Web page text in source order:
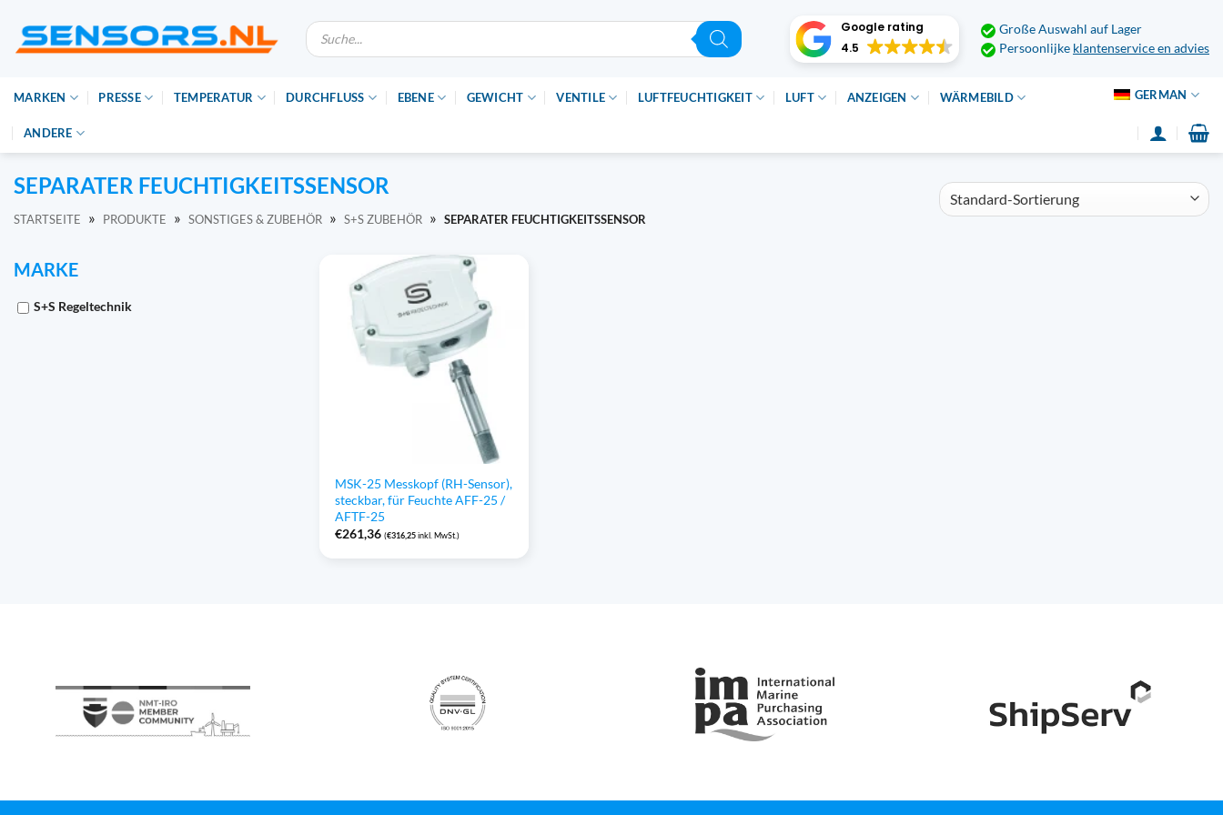
Inhalt
springen
Suche
nach
Produkten
Google rating
4.5
Große Auswahl auf Lager
Persoonlijke klantenservice en advies
MARKEN PRESSE TEMPERATUR DURCHFLUSS EBENE GEWICHT VENTILE LUFTFEUCHTIGKEIT LUFT ANZEIGEN WÄRMEBILD
ANDERE
GERMAN
SEPARATER FEUCHTIGKEITSSENSOR
STARTSEITE » PRODUKTE » SONSTIGES & ZUBEHÖR » S+S ZUBEHÖR » SEPARATER FEUCHTIGKEITSSENSOR
MARKE
S+S Regeltechnik
MSK-25 Messkopf (RH-Sensor),
steckbar, für Feuchte AFF-25 /
AFTF-25
€261,36 (€316,25inkl. MwSt.)